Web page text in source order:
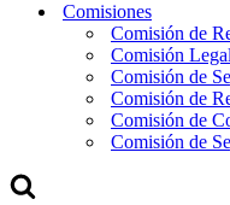
Comisiones
Comisión de
Comisión Legal
Comisión de
Comisión de
Comisión de
Comisión de